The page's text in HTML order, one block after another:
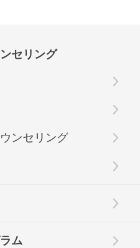
セリング
ンセリング
ム